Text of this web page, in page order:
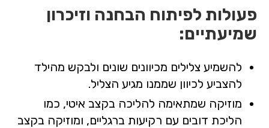
פעולות לפיתוח הבחנה וזיכרון
שמיעתיים:
להשמיע צלילים מכיוונים שונים ולבקש מהילד
להצביע לכיוון שממנו מגיע הצליל.
מוזיקה שמתאימה להליכה בקצב איטי, כמו
הליכת דובים עם רקיעות ברגליים, ומוזיקה בקצב